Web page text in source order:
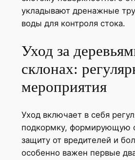
укладывают дренажные
воды для контроля стока.
Уход за
склонах:
мероприятия
Уход включает в себя
подкормку, формирующую
защиту от вредителей и
особенно важен первые